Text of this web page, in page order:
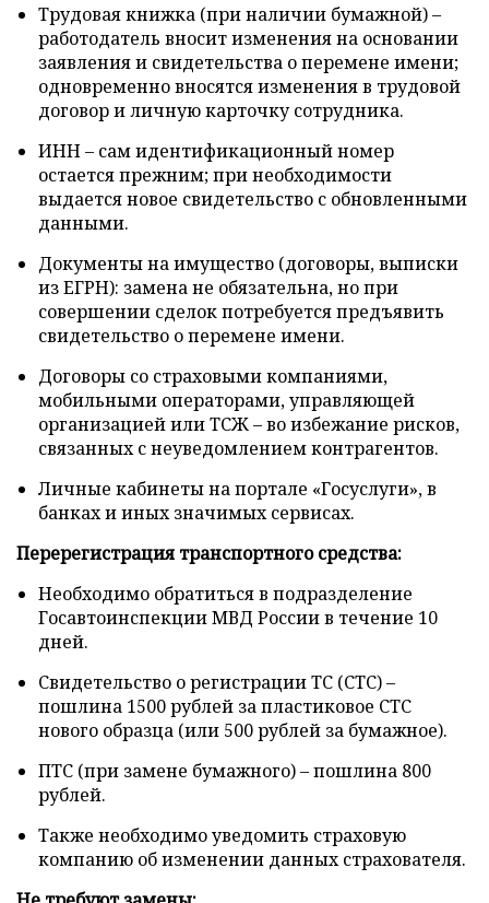
Трудовая книжка (при наличии бумажной) –
работодатель вносит изменения на основании
заявления и свидетельства о перемене имени;
одновременно вносятся изменения в трудовой
договор и личную карточку сотрудника.
ИНН – сам идентификационный номер
остается прежним; при необходимости
выдается новое свидетельство с обновленными
данными.
Документы на имущество (договоры, выписки
из ЕГРН): замена не обязательна, но при
совершении сделок потребуется предъявить
свидетельство о перемене имени.
Договоры со страховыми компаниями,
мобильными операторами, управляющей
организацией или ТСЖ – во избежание рисков,
связанных с неуведомлением контрагентов.
Личные кабинеты на портале «Госуслуги», в
банках и иных значимых сервисах.
Перерегистрация транспортного средства:
Необходимо обратиться в подразделение
Госавтоинспекции МВД России в течение 10
дней.
Свидетельство о регистрации ТС (СТС) –
пошлина 1500 рублей за пластиковое СТС
нового образца (или 500 рублей за бумажное).
ПТС (при замене бумажного) – пошлина 800
рублей.
Также необходимо уведомить страховую
компанию об изменении данных страхователя.